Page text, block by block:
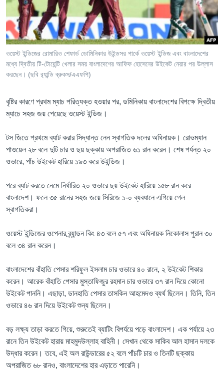
Learning English
FOLLOW US
ওয়েস্ট ইন্ডিজের রোমারিও শেফার্ড ডোমিনিকার উইন্ডসর পার্কে ওয়েস্ট ইন্ডিজ এবং বাংলাদেশের
মধ্যে দ্বিতীয় টি-টোয়েন্টি খেলার সময় বাংলাদেশের আফিফ হোসেনের উইকেট নেয়ার পর উল্লাস
করছেন। (ছবি র‍্যান্ডি ব্রুকস/এএফপি)
বৃষ্টির কারণে প্রথম ম্যাচ পরিত্যক্ত হওয়ার পর, ডমিনিকায় বাংলাদেশের বিপক্ষে দ্বিতীয়
ম্যাচে সহজ জয় পেয়েছে ওয়েস্ট ইন্ডিজ।
টস জিতে প্রথমে ব্যাট করার সিদ্ধান্ত নেন স্বাগতিক দলের অধিনায়ক। রোভম্যান
পাওয়েল ২৮ বলে দুটি চার ও ছয় ছক্কায় অপরাজিত ৬১ রান করেন। শেষ পর্যন্ত ২০
ওভারে, পাঁচ উইকেট হারিয়ে ১৯৩ করে উইন্ডিজ।
পরে ব্যাট করতে নেমে নির্ধারিত ২০ ওভারে ছয় উইকেট হারিয়ে ১৫৮ রান করে
বাংলাদেশ। ফলে ৩৫ রানের সহজ জয়ে সিরিজে ১-০ ব্যবধানে এগিয়ে গেল
স্বাগতিকরা।
ওয়েস্ট ইন্ডিজের ওপেনার ব্র্যান্ডন কিং ৪৩ বলে ৫৭ এবং অধিনায়ক নিকোলাস পুরান ৩০
বলে ৩৪ রান করেন।
বাংলাদেশের বাঁহাতি পেসার শরিফুল ইসলাম চার ওভারে ৪০ রানে, ২ উইকেট শিকার
করেন। আরেক বাঁহাতি পেসার মুস্তাফিজুর রহমান চার ওভারে ৩৭ রান দিয়ে কোনো
উইকেট পাননি। এছাড়া, ডানহাতি পেসার তাসকিন আহমেদও ব্যর্থ ছিলেন। তিনি, তিন
ওভারে ৪৬ রান দিয়ে উইকেট শুন্য ছিলেন।
বড় লক্ষ্য তাড়া করতে গিয়ে, শুরুতেই ব্যাটিং বিপর্যয়ে পড়ে বাংলাদেশ। এক পর্যায়ে ২৩
রানে তিন উইকেট হারায় মাহমুদউল্লাহ বাহিনী। সেখান থেকে সাকিব আল হাসান দলকে
উদ্ধার করেন। তবে, এই অল রাউন্ডারের ৫২ বলে পাঁচটি চার ও তিনটি ছক্কায়
অপরাজিত ৬৮ রানও, বাংলাদেশের হার এড়াতে পারেনি।